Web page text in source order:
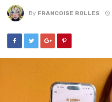
By FRANCOISE ROLLES